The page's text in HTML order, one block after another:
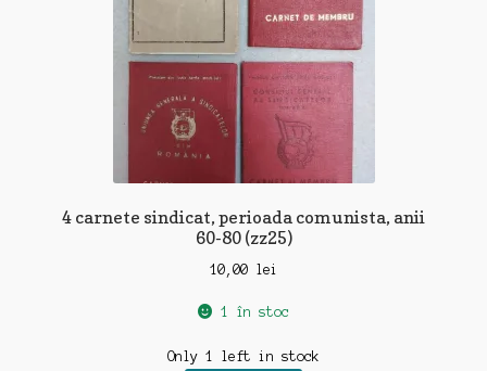
4 carnete sindicat, perioada comunista, anii
60-80 (zz25)
10,00 lei
1 în stoc
Only 1 left in stock